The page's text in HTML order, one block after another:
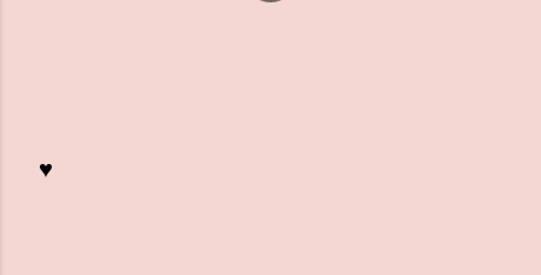
♥